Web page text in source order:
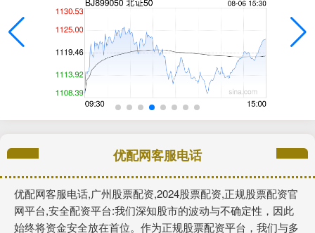
优配网客服电话
优配网客服电话,广州股票配资,2024股票配资,正规股票配资官
网平台,安全配资平台:我们深知股市的波动与不确定性，因此
始终将资金安全放在首位。作为正规股票配资平台，我们与多